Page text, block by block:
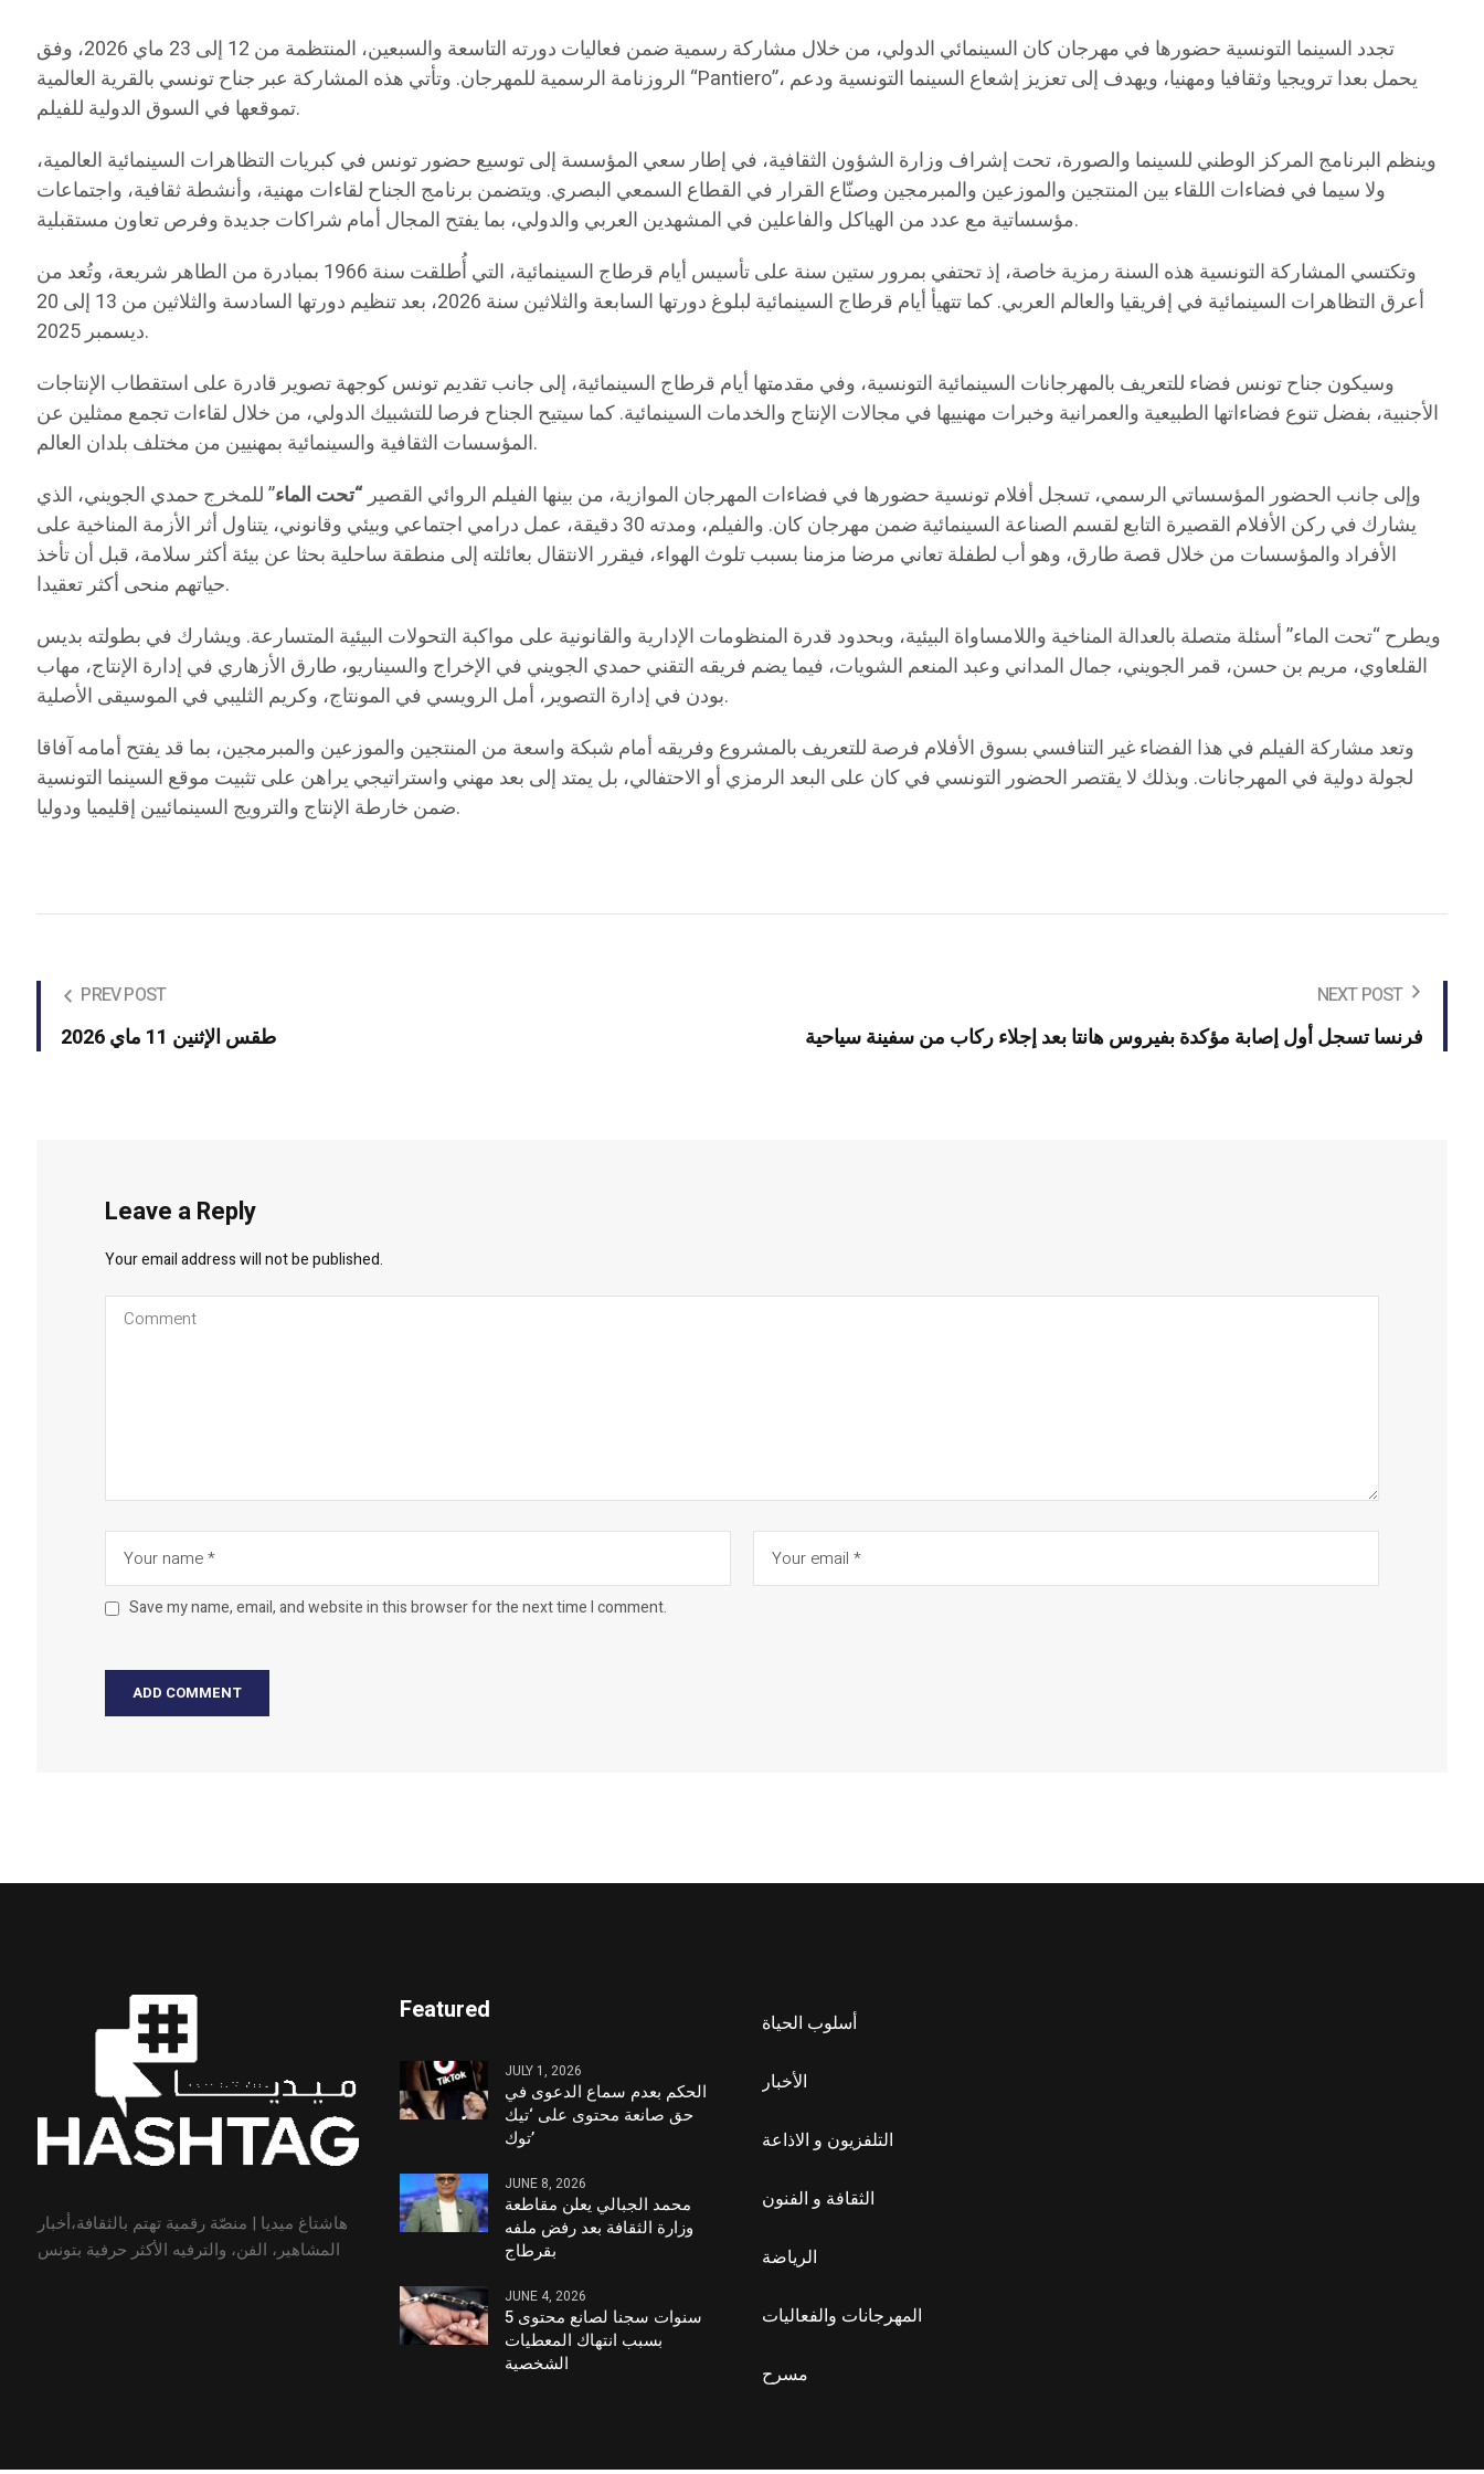
تجدد السينما التونسية حضورها في مهرجان كان السينمائي الدولي، من خلال مشاركة رسمية ضمن فعاليات دورته التاسعة والسبعين، المنتظمة من 12 إلى 23 ماي 2026، وفق
الروزنامة الرسمية للمهرجان. وتأتي هذه المشاركة عبر جناح تونسي بالقرية العالمية “Pantiero”، يحمل بعدا ترويجيا وثقافيا ومهنيا، ويهدف إلى تعزيز إشعاع السينما التونسية ودعم
تموقعها في السوق الدولية للفيلم.
وينظم البرنامج المركز الوطني للسينما والصورة، تحت إشراف وزارة الشؤون الثقافية، في إطار سعي المؤسسة إلى توسيع حضور تونس في كبريات التظاهرات السينمائية العالمية،
ولا سيما في فضاءات اللقاء بين المنتجين والموزعين والمبرمجين وصنّاع القرار في القطاع السمعي البصري. ويتضمن برنامج الجناح لقاءات مهنية، وأنشطة ثقافية، واجتماعات
مؤسساتية مع عدد من الهياكل والفاعلين في المشهدين العربي والدولي، بما يفتح المجال أمام شراكات جديدة وفرص تعاون مستقبلية.
وتكتسي المشاركة التونسية هذه السنة رمزية خاصة، إذ تحتفي بمرور ستين سنة على تأسيس أيام قرطاج السينمائية، التي أُطلقت سنة 1966 بمبادرة من الطاهر شريعة، وتُعد من
أعرق التظاهرات السينمائية في إفريقيا والعالم العربي. كما تتهيأ أيام قرطاج السينمائية لبلوغ دورتها السابعة والثلاثين سنة 2026، بعد تنظيم دورتها السادسة والثلاثين من 13 إلى 20
ديسمبر 2025.
وسيكون جناح تونس فضاء للتعريف بالمهرجانات السينمائية التونسية، وفي مقدمتها أيام قرطاج السينمائية، إلى جانب تقديم تونس كوجهة تصوير قادرة على استقطاب الإنتاجات
الأجنبية، بفضل تنوع فضاءاتها الطبيعية والعمرانية وخبرات مهنييها في مجالات الإنتاج والخدمات السينمائية. كما سيتيح الجناح فرصا للتشبيك الدولي، من خلال لقاءات تجمع ممثلين عن
المؤسسات الثقافية والسينمائية بمهنيين من مختلف بلدان العالم.
وإلى جانب الحضور المؤسساتي الرسمي، تسجل أفلام تونسية حضورها في فضاءات المهرجان الموازية، من بينها الفيلم الروائي القصير “تحت الماء” للمخرج حمدي الجويني، الذي
يشارك في ركن الأفلام القصيرة التابع لقسم الصناعة السينمائية ضمن مهرجان كان. والفيلم، ومدته 30 دقيقة، عمل درامي اجتماعي وبيئي وقانوني، يتناول أثر الأزمة المناخية على
الأفراد والمؤسسات من خلال قصة طارق، وهو أب لطفلة تعاني مرضا مزمنا بسبب تلوث الهواء، فيقرر الانتقال بعائلته إلى منطقة ساحلية بحثا عن بيئة أكثر سلامة، قبل أن تأخذ
حياتهم منحى أكثر تعقيدا.
ويطرح “تحت الماء” أسئلة متصلة بالعدالة المناخية واللامساواة البيئية، وبحدود قدرة المنظومات الإدارية والقانونية على مواكبة التحولات البيئية المتسارعة. ويشارك في بطولته بديس
القلعاوي، مريم بن حسن، قمر الجويني، جمال المداني وعبد المنعم الشويات، فيما يضم فريقه التقني حمدي الجويني في الإخراج والسيناريو، طارق الأزهاري في إدارة الإنتاج، مهاب
بودن في إدارة التصوير، أمل الرويسي في المونتاج، وكريم الثليبي في الموسيقى الأصلية.
وتعد مشاركة الفيلم في هذا الفضاء غير التنافسي بسوق الأفلام فرصة للتعريف بالمشروع وفريقه أمام شبكة واسعة من المنتجين والموزعين والمبرمجين، بما قد يفتح أمامه آفاقا
لجولة دولية في المهرجانات. وبذلك لا يقتصر الحضور التونسي في كان على البعد الرمزي أو الاحتفالي، بل يمتد إلى بعد مهني واستراتيجي يراهن على تثبيت موقع السينما التونسية
ضمن خارطة الإنتاج والترويج السينمائيين إقليميا ودوليا.
PREV POST
2026 طقس الإثنين 11 ماي
NEXT POST
فرنسا تسجل أول إصابة مؤكدة بفيروس هانتا بعد إجلاء ركاب من سفينة سياحية
Leave a Reply
Your email address will not be published.
Save my name, email, and website in this browser for the next time I comment.
هاشتاغ ميديا | منصّة رقمية تهتم بالثقافة،أخبار
المشاهير، الفن، والترفيه الأكثر حرفية بتونس
Featured
JULY 1, 2026
الحكم بعدم سماع الدعوى في
حق صانعة محتوى على ‘تيك
توك’
JUNE 8, 2026
محمد الجبالي يعلن مقاطعة
وزارة الثقافة بعد رفض ملفه
بقرطاج
JUNE 4, 2026
5 سنوات سجنا لصانع محتوى
بسبب انتهاك المعطيات
الشخصية
أسلوب الحياة
الأخبار
التلفزيون و الاذاعة
الثقافة و الفنون
الرياضة
المهرجانات والفعاليات
مسرح